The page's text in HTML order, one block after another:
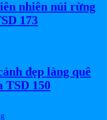
nhiên núi rừng
173
đẹp làng quê
TSD 150